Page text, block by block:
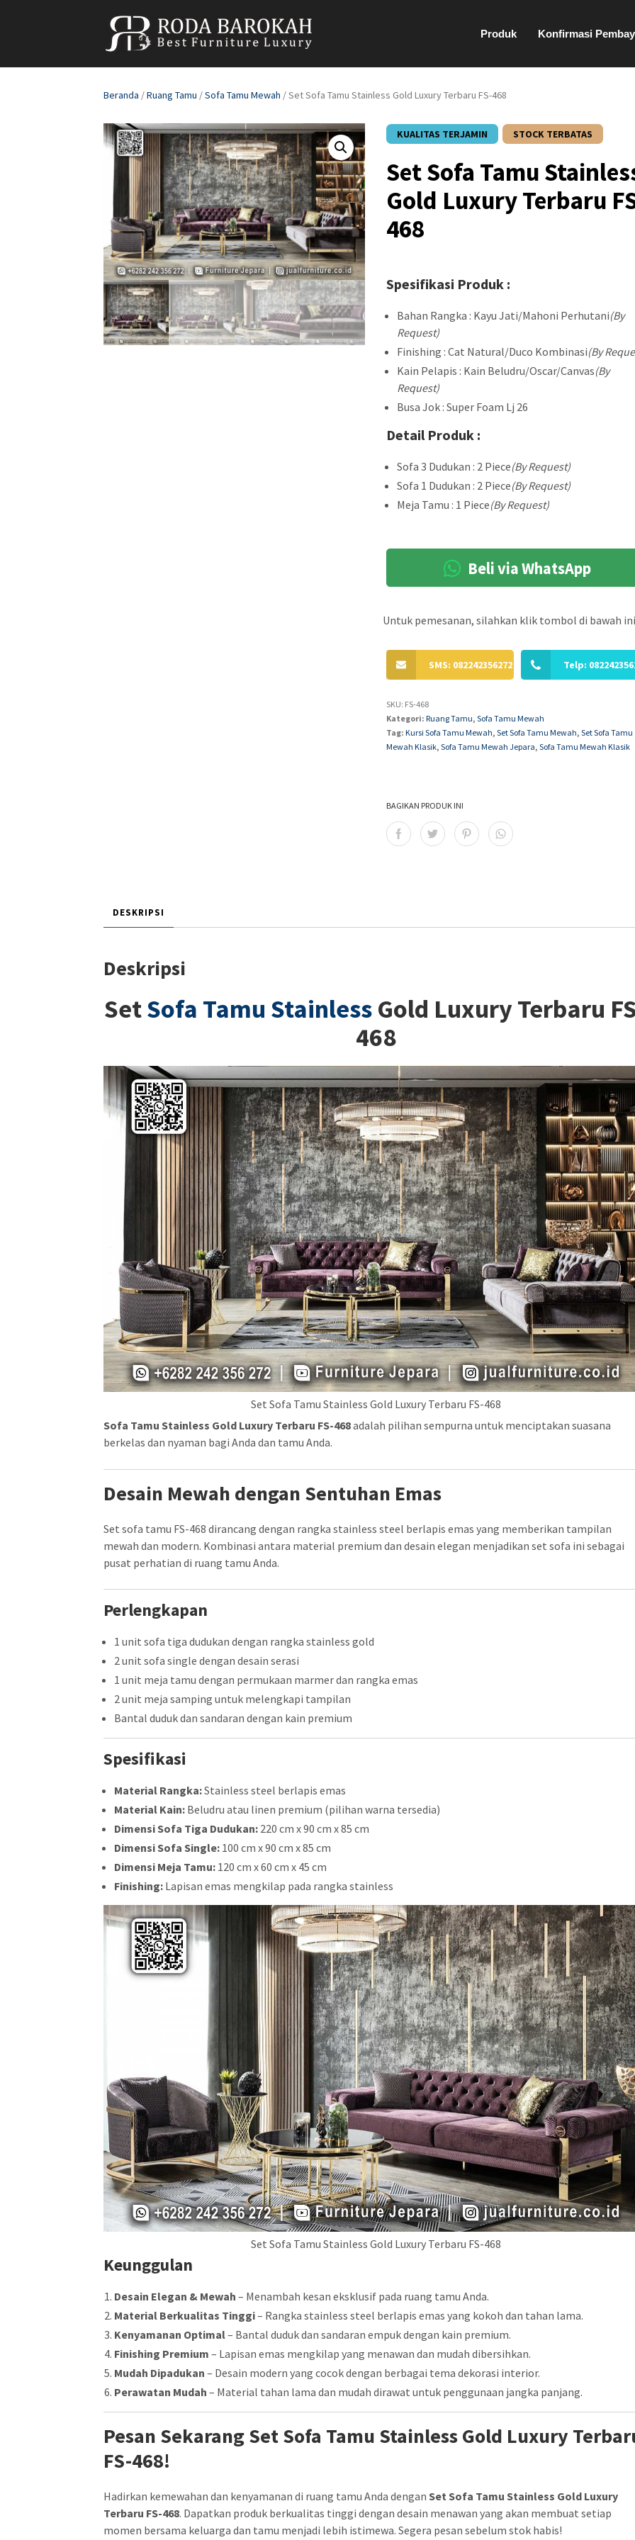
Produk Konfirmasi
Beranda /Ruang Tamu /Sofa Tamu Mewah / Set Sofa Tamu Stainless Gold Luxury Terbaru FS-468
KUALITAS TERJAMIN STOCK TERBATAS
Set Sofa Tamu
Gold Luxury Terbaru
468
Spesifikasi Produk :
Bahan Rangka : Kayu Jati/Mahoni Perhutani(By
Request)
Finishing : Cat Natural/Duco Kombinasi(By
Kain Pelapis : Kain Beludru/Oscar/Canvas(By
Request)
Busa Jok : Super Foam Lj 26
Detail Produk :
Sofa 3 Dudukan : 2 Piece(By Request)
Sofa 1 Dudukan : 2 Piece(By Request)
Meja Tamu : 1 Piece(By Request)
Beli via WhatsApp
Untuk pemesanan, silahkan klik tombol di bawah
SMS: 082242356272 Telp:
SKU: FS-468
Kategori:Ruang Tamu,Sofa Tamu Mewah
Tag:Kursi Sofa Tamu Mewah,Set Sofa Tamu Mewah,Set Sofa Tamu
Mewah Klasik,Sofa Tamu Mewah Jepara,Sofa Tamu Mewah Klasik
BAGIKAN PRODUK INI
DESKRIPSI
Deskripsi
SetSofa Tamu Stainless Gold Luxury Terbaru
468
Set Sofa Tamu Stainless Gold Luxury Terbaru FS-468
Sofa Tamu Stainless Gold Luxury Terbaru FS-468adalah pilihan sempurna untuk menciptakan suasana
berkelas dan nyaman bagi Anda dan tamu Anda.
Desain Mewah dengan Sentuhan Emas
Set sofa tamu FS-468 dirancang dengan rangka stainless steel berlapis emas yang memberikan tampilan
mewah dan modern. Kombinasi antara material premium dan desain elegan menjadikan set sofa ini sebagai
pusat perhatian di ruang tamu Anda.
Perlengkapan
1 unit sofa tiga dudukan dengan rangka stainless gold
2 unit sofa single dengan desain serasi
1 unit meja tamu dengan permukaan marmer dan rangka emas
2 unit meja samping untuk melengkapi tampilan
Bantal duduk dan sandaran dengan kain premium
Spesifikasi
Material Rangka:Stainless steel berlapis emas
Material Kain: Beludru atau linen premium (pilihan warna tersedia)
Dimensi Sofa Tiga Dudukan: 220 cm x 90 cm x 85 cm
Dimensi Sofa Single: 100 cm x 90 cm x 85 cm
Dimensi Meja Tamu: 120 cm x 60 cm x 45 cm
Finishing: Lapisan emas mengkilap pada rangka stainless
Set Sofa Tamu Stainless Gold Luxury Terbaru FS-468
Keunggulan
Desain Elegan & Mewah – Menambah kesan eksklusif pada ruang tamu Anda.
Material Berkualitas Tinggi– Rangka stainless steel berlapis emas yang kokoh dan tahan lama.
Kenyamanan Optimal– Bantal duduk dan sandaran empuk dengan kain premium.
Finishing Premium – Lapisan emas mengkilap yang menawan dan mudah dibersihkan.
Mudah Dipadukan – Desain modern yang cocok dengan berbagai tema dekorasi interior.
Perawatan Mudah – Material tahan lama dan mudah dirawat untuk penggunaan jangka panjang.
Pesan Sekarang Set Sofa Tamu Stainless Gold Luxury
FS-468!
Hadirkan kemewahan dan kenyamanan di ruang tamu Anda denganSet Sofa Tamu Stainless Gold Luxury
Terbaru FS-468. Dapatkan produk berkualitas tinggi dengan desain menawan yang akan membuat setiap
momen bersama keluarga dan tamu menjadi lebih istimewa. Segera pesan sebelum stok habis!